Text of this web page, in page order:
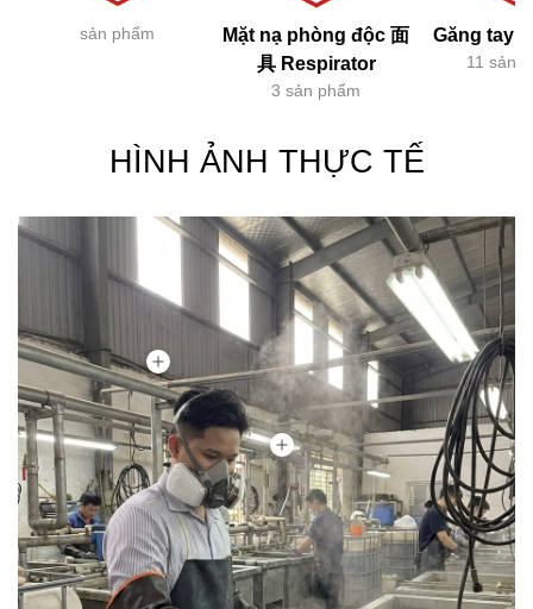
sản phẩm
Mặt nạ phòng độc 面
具 Respirator
3 sản phẩm
Găng tay
11 sản
HÌNH ẢNH THỰC TẾ